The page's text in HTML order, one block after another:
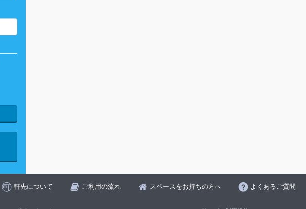
軒先について ご利用の流れ スペースをお持ちの方へ よくあるご質問